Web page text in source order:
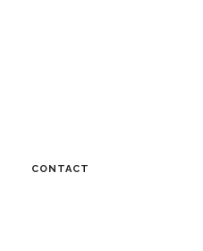
CONTACT